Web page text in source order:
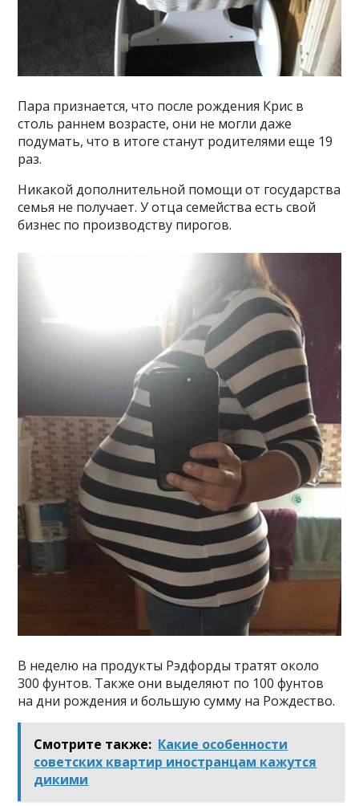
Пара признается, что после рождения Крис в
столь раннем возрасте, они не могли даже
подумать, что в итоге станут родителями еще 19
раз.
Никакой дополнительной помощи от государства
семья не получает. У отца семейства есть свой
бизнес по производству пирогов.
В неделю на продукты Рэдфорды тратят около
300 фунтов. Также они выделяют по 100 фунтов
на дни рождения и большую сумму на Рождество.
Смотрите также: Какие особенности
советских квартир иностранцам кажутся
дикими